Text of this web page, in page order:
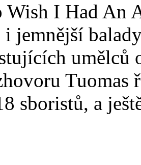
I Had An
i jemnější
umělců
sboristů, a